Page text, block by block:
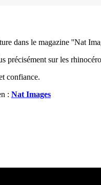
dans le magazine ''Nat
précisément sur les
confiance.
: Nat Images